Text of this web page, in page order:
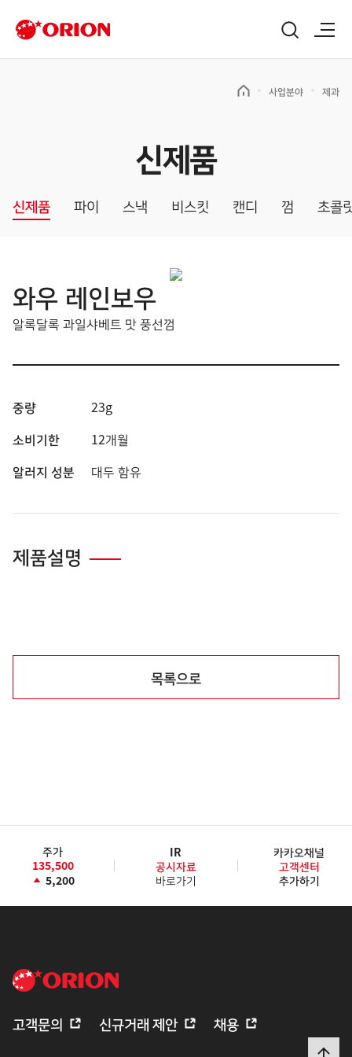
사업분야 제과
신제품
신제품 파이 스낵 비스킷 캔디 껌 초콜
와우 레인보우
알록달록 과일샤베트 맛 풍선껌
중량
23g
소비기한
12개월
알러지 성분
대두 함유
제품설명
목록으로
주가
135,500
5,200
IR
공시자료
바로가기
카카오채널
고객센터
추가하기
고객문의 신규거래 제안 채용